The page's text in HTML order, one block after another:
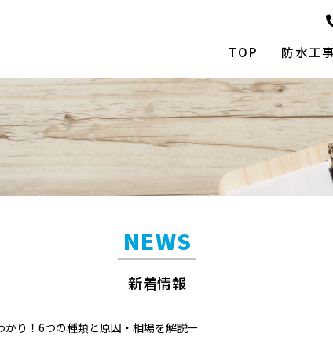
TOP 防水工
NEWS
新着情報
り！6つの種類と原因・相場を解説ー